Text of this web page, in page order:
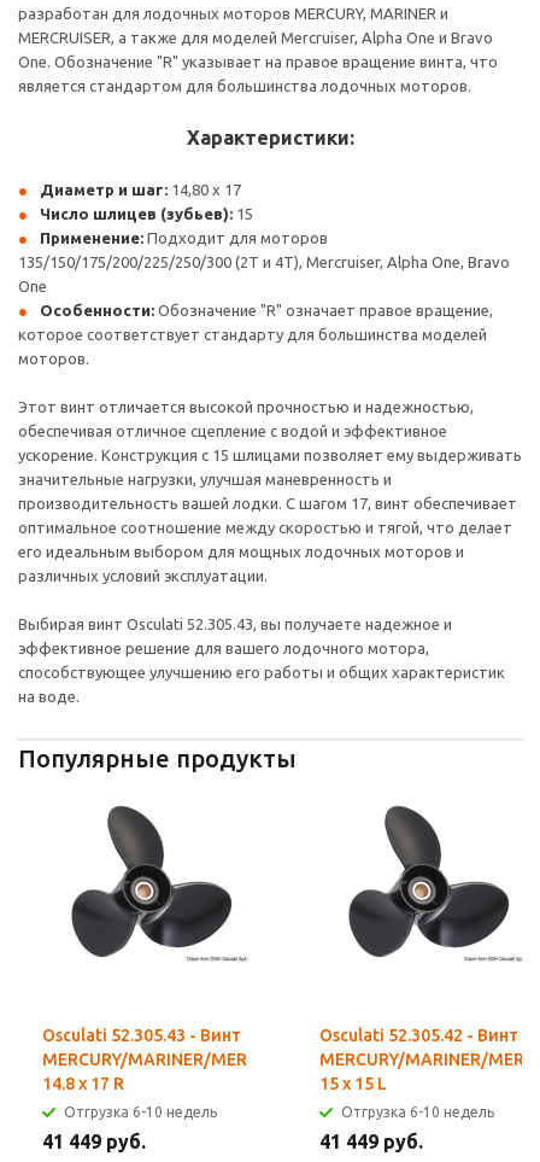
разработан для лодочных моторов MERCURY, MARINER и
MERCRUISER, а также для моделей Mercruiser, Alpha One и Bravo
One. Обозначение "R" указывает на правое вращение винта, что
является стандартом для большинства лодочных моторов.
Характеристики:
Диаметр и шаг: 14,80 x 17
Число шлицев (зубьев): 15
Применение: Подходит для моторов
135/150/175/200/225/250/300 (2T и 4T), Mercruiser, Alpha One, Bravo
One
Особенности: Обозначение "R" означает правое вращение,
которое соответствует стандарту для большинства моделей
моторов.
Этот винт отличается высокой прочностью и надежностью,
обеспечивая отличное сцепление с водой и эффективное
ускорение. Конструкция с 15 шлицами позволяет ему выдерживать
значительные нагрузки, улучшая маневренность и
производительность вашей лодки. С шагом 17, винт обеспечивает
оптимальное соотношение между скоростью и тягой, что делает
его идеальным выбором для мощных лодочных моторов и
различных условий эксплуатации.
Выбирая винт Osculati 52.305.43, вы получаете надежное и
эффективное решение для вашего лодочного мотора,
способствующее улучшению его работы и общих характеристик
на воде.
Популярные продукты
Osculati 52.305.43 - Винт
MERCURY/MARINER/MERCRUISER
14.8 x 17 R
Отгрузка 6-10 недель
41 449 руб.
Osculati 52.305.42 - Винт
MERCURY/MARINER/
15 x 15 L
Отгрузка 6-10 недель
41 449 руб.